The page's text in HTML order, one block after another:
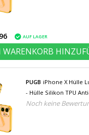
AUF LAGER
PUGB iPhone X Hülle
- Hülle Silikon TPU
Noch keine